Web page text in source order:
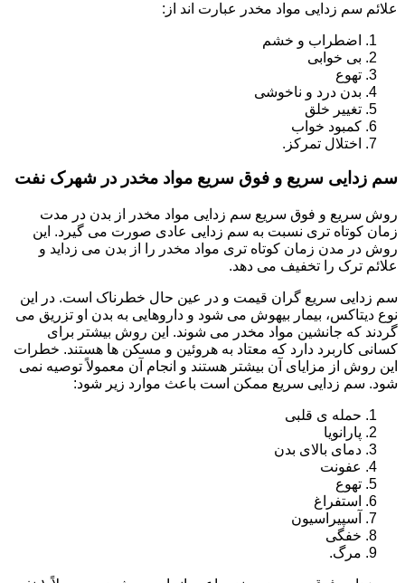
علائم سم زدایی مواد مخدر عبارت اند از:
اضطراب و خشم
بی خوابی
تهوع
بدن درد و ناخوشی
تغییر خلق
کمبود خواب
اختلال تمرکز.
سم زدایی سریع و فوق سریع مواد مخدر در شهرک نفت
روش سریع و فوق سریع سم زدایی مواد مخدر از بدن در مدت
زمان کوتاه تری نسبت به سم زدایی عادی صورت می گیرد. این
روش در مدن زمان کوتاه تری مواد مخدر را از بدن می زداید و
علائم ترک را تخفیف می دهد.
سم زدایی سریع گران قیمت و در عین حال خطرناک است. در این
نوع دیتاکس، بیمار بیهوش می شود و داروهایی به بدن او تزریق می
گردند که جانشین مواد مخدر می شوند. این روش بیشتر برای
کسانی کاربرد دارد که معتاد به هروئین و مسکن ها هستند. خطرات
این روش از مزایای آن بیشتر هستند و انجام آن معمولاً توصیه نمی
شود. سم زدایی سریع ممکن است باعث موارد زیر شود:
حمله ی قلبی
پارانویا
دمای بالای بدن
عفونت
تهوع
استفراغ
آسپیراسیون
خفگی
مرگ.